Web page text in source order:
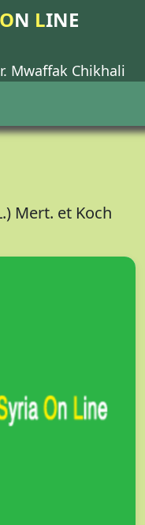
ON LINE
Mwaffak Chikhali
Mert. et Koch